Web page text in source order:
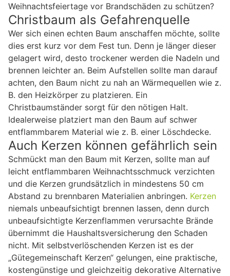
Weihnachtsfeiertage vor Brandschäden zu schützen?
Christbaum als Gefahrenquelle
Wer sich einen echten Baum anschaffen möchte, sollte
dies erst kurz vor dem Fest tun. Denn je länger dieser
gelagert wird, desto trockener werden die Nadeln und
brennen leichter an. Beim Aufstellen sollte man darauf
achten, den Baum nicht zu nah an Wärmequellen wie z.
B. den Heizkörper zu platzieren. Ein
Christbaumständer sorgt für den nötigen Halt.
Idealerweise platziert man den Baum auf schwer
entflammbarem Material wie z. B. einer Löschdecke.
Auch Kerzen können gefährlich sein
Schmückt man den Baum mit Kerzen, sollte man auf
leicht entflammbaren Weihnachtsschmuck verzichten
und die Kerzen grundsätzlich in mindestens 50 cm
Abstand zu brennbaren Materialien anbringen. Kerzen
niemals unbeaufsichtigt brennen lassen, denn durch
unbeaufsichtigte Kerzenflammen verursachte Brände
übernimmt die Haushaltsversicherung den Schaden
nicht. Mit selbstverlöschenden Kerzen ist es der
„Gütegemeinschaft Kerzen“ gelungen, eine praktische,
kostengünstige und gleichzeitig dekorative Alternative